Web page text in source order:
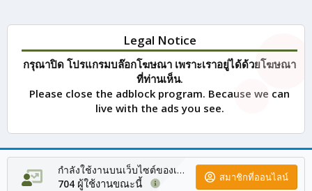
Legal Notice
กรุณาปิด โปรแกรมบล๊อกโฆษณา เพราะเราอยู่ได้ด้วยโฆษณา
ที่ท่านเห็น.
Please close the adblock program. Because we can
live with the ads you see.
กำลังใช้งานบนเว็บไซต์ของเรา
704 ผู้ใช้งานขณะนี้ สมาชิกที่ออนไลน์